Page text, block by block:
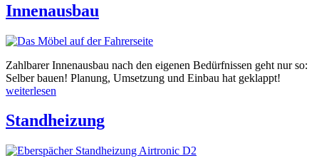
Innenausbau
Zahlbarer Innenausbau nach den eigenen Bedürfnissen geht nur so:
Selber bauen! Planung, Umsetzung und Einbau hat geklappt!
weiterlesen
Standheizung